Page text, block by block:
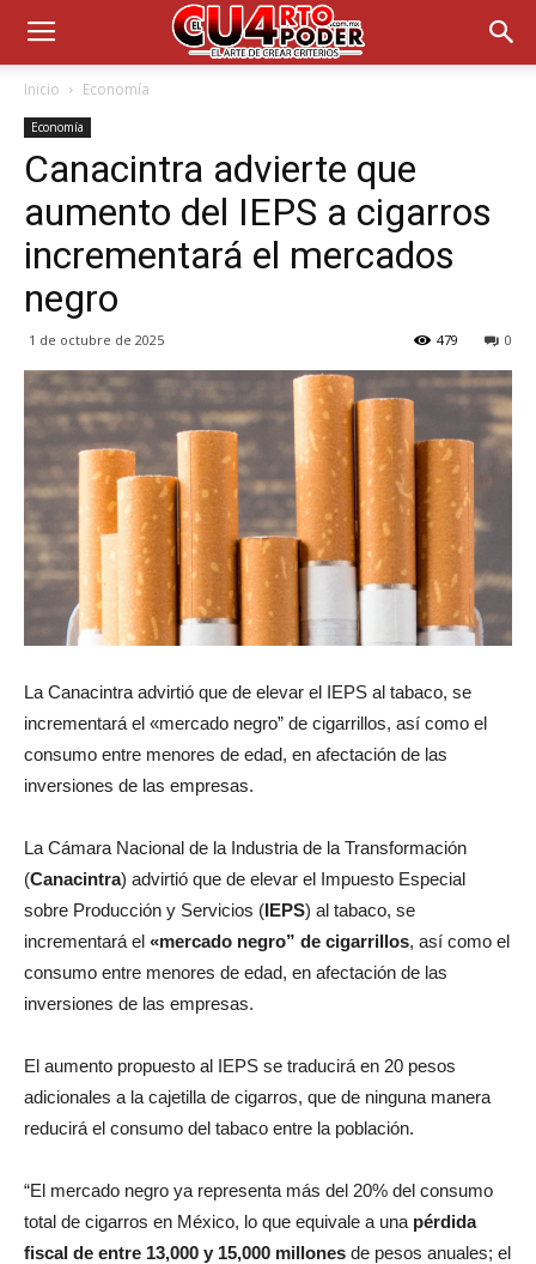
Inicio Economía
Economía
Canacintra advierte que
aumento del IEPS a cigarros
incrementará el mercados
negro
1 de octubre de 2025 0
479
La Canacintra advirtió que de elevar el IEPS al tabaco, se
incrementará el «mercado negro” de cigarrillos, así como el
consumo entre menores de edad, en afectación de las
inversiones de las empresas.
La Cámara Nacional de la Industria de la Transformación
(Canacintra) advirtió que de elevar el Impuesto Especial
sobre Producción y Servicios (IEPS) al tabaco, se
incrementará el «mercado negro” de cigarrillos, así como el
consumo entre menores de edad, en afectación de las
inversiones de las empresas.
El aumento propuesto al IEPS se traducirá en 20 pesos
adicionales a la cajetilla de cigarros, que de ninguna manera
reducirá el consumo del tabaco entre la población.
“El mercado negro ya representa más del 20% del consumo
total de cigarros en México, lo que equivale a una pérdida
fiscal de entre 13,000 y 15,000 millones de pesos anuales; el